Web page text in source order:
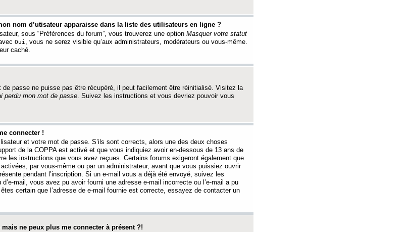
nom d’utisateur apparaisse dans la liste des utilisateurs en ligne ?
sous “Préférences du forum”, vous trouverez une option Masquer votre statut
Oui , vous ne serez visible qu’aux administrateurs, modérateurs ou vous-même.
caché.
de passe ne puisse pas être récupéré, il peut facilement être réinitialisé. Visitez la
perdu mon mot de passe. Suivez les instructions et vous devriez pouvoir vous
connecter !
et votre mot de passe. S’ils sont corrects, alors une des deux choses
de la COPPA est activé et que vous indiquiez avoir en-dessous de 13 ans de
les instructions que vous avez reçues. Certains forums exigeront également que
par vous-même ou par un administrateur, avant que vous puissiez ouvrir
pendant l’inscription. Si un e-mail vous a déjà été envoyé, suivez les
mail, vous avez pu avoir fourni une adresse e-mail incorrecte ou l’e-mail a pu
certain que l’adresse de e-mail fournie est correcte, essayez de contacter un
ne peux plus me connecter à présent ?!